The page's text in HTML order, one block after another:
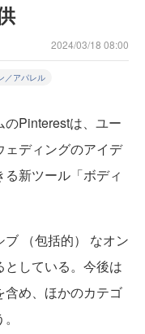
2024/03/18 08:00
／アパレル
Pinterestは、ユー
ディングのアイデ
新ツール「ボディ
（包括的） なオン
している。今後は
含め、ほかのカテゴ